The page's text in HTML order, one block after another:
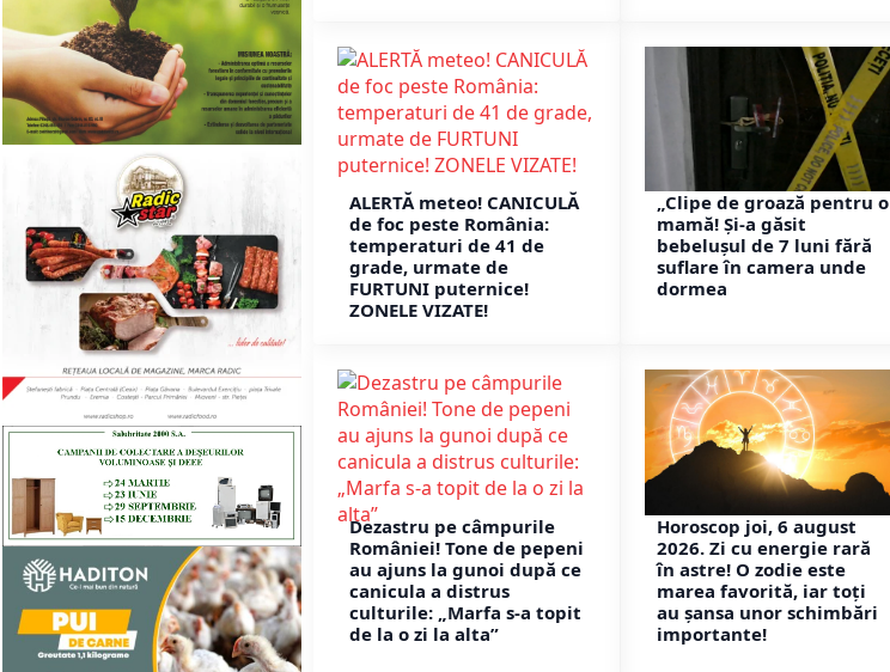
ALERTĂ meteo! CANICULĂ
de foc peste România:
temperaturi de 41 de
grade, urmate de
FURTUNI puternice!
ZONELE VIZATE!
„Clipe de groază pentru o
mamă! Și-a găsit
bebelușul de 7 luni fără
suflare în camera unde
dormea
Dezastru pe câmpurile
României! Tone de pepeni
au ajuns la gunoi după ce
canicula a distrus
culturile: „Marfa s-a topit
de la o zi la alta”
Horoscop joi, 6 august
2026. Zi cu energie rară
în astre! O zodie este
marea favorită, iar toți
au șansa unor schimbări
importante!